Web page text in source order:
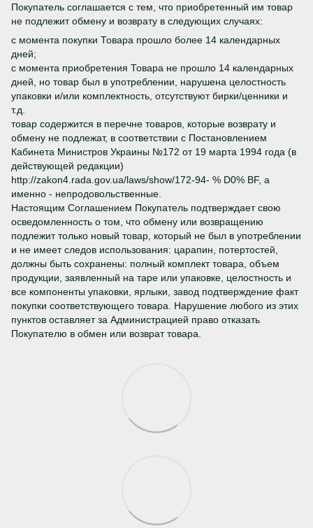
Покупатель соглашается с тем, что приобретенный им товар
не подлежит обмену и возврату в следующих случаях:
с момента покупки Товара прошло более 14 календарных
дней;
с момента приобретения Товара не прошло 14 календарных
дней, но товар был в употреблении, нарушена целостность
упаковки и/или комплектность, отсутствуют бирки/ценники и
т.д.
товар содержится в перечне товаров, которые возврату и
обмену не подлежат, в соответствии с Постановлением
Кабинета Министров Украины №172 от 19 марта 1994 года (в
действующей редакции)
http://zakon4.rada.gov.ua/laws/show/172-94- % D0% BF, а
именно - непродовольственные.
Настоящим Соглашением Покупатель подтверждает свою
осведомленность о том, что обмену или возвращению
подлежит только новый товар, который не был в употреблении
и не имеет следов использования: царапин, потертостей,
должны быть сохранены: полный комплект товара, объем
продукции, заявленный на таре или упаковке, целостность и
все компоненты упаковки, ярлыки, завод подтверждение факт
покупки соответствующего товара. Нарушение любого из этих
пунктов оставляет за Администрацией право отказать
Покупателю в обмен или возврат товара.